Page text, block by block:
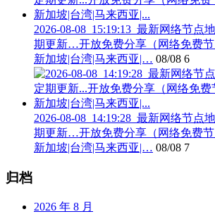
2026-08-08_15:19:13_最新网络节
期更新…开放免费分享（网络免费节
新加坡|台湾|马来西亚|… 08/08 6
2026-08-08_14:19:28_最新网络节
期更新…开放免费分享（网络免费节
新加坡|台湾|马来西亚|… 08/08 7
归档
2026 年 8 月